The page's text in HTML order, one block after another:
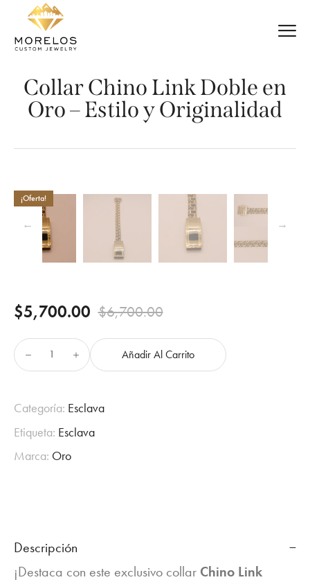
Collar Chino Link Doble en
Oro – Estilo y Originalidad
¡Oferta!
$6,700.00
Original
price
was:
$6,700.00.
$5,700.00
Current
price
is:
$5,700.00.
Collar
Chino
Doble
Oro
Estilo
Añadir Al Carrito
Categoría: Esclava
Etiqueta: Esclava
Marca: Oro
Descripción
¡Destaca con este exclusivo collar Chino Link